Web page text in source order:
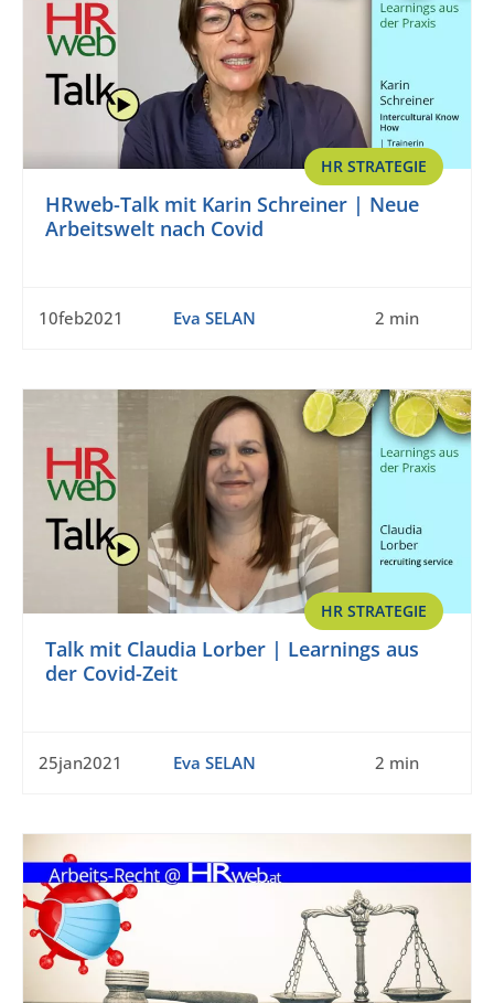
HR STRATEGIE
HRweb-Talk mit Karin Schreiner | Neue
Arbeitswelt nach Covid
10feb2021 Eva SELAN 2 min
HR STRATEGIE
Talk mit Claudia Lorber | Learnings aus
der Covid-Zeit
25jan2021 Eva SELAN 2 min